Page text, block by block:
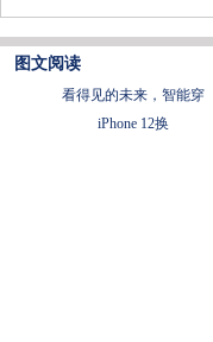
图文阅读
看得见的未来，智能穿
iPhone 12换